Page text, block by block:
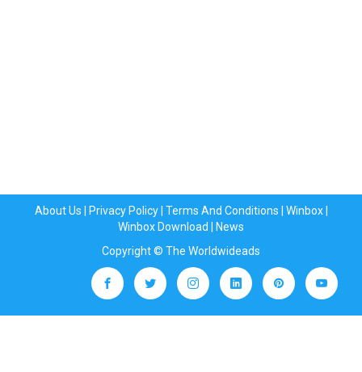
About Us Privacy Policy| Terms And Conditions Winbox|
Winbox Download
News
Copyright © The Worldwideads